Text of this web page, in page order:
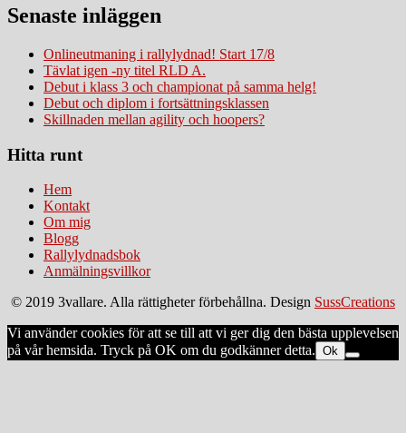
Senaste inläggen
Onlineutmaning i rallylydnad! Start 17/8
Tävlat igen -ny titel RLD A.
Debut i klass 3 och championat på samma helg!
Debut och diplom i fortsättningsklassen
Skillnaden mellan agility och hoopers?
Hitta runt
Hem
Kontakt
Om mig
Blogg
Rallylydnadsbok
Anmälningsvillkor
© 2019 3vallare. Alla rättigheter förbehållna. Design SussCreations
Vi använder cookies för att se till att vi ger dig den bästa upplevelsen
på vår hemsida. Tryck på OK om du godkänner detta. Ok